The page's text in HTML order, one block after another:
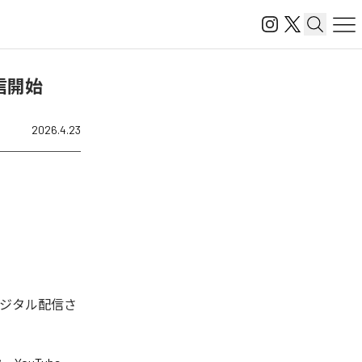
開始
2026.4.23
タル配信さ